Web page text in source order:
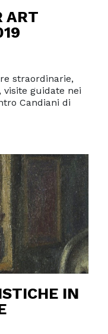
ART
straordinarie,
guidate nei
Candiani di
IN